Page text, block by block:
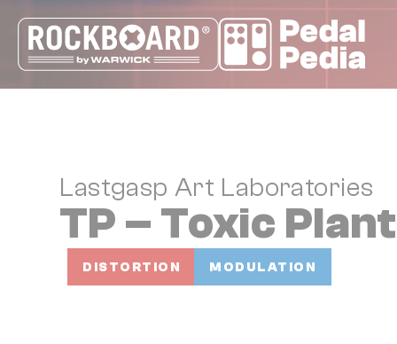
Lastgasp Art Laboratories
TP – Toxic Plant
DISTORTION MODULATION